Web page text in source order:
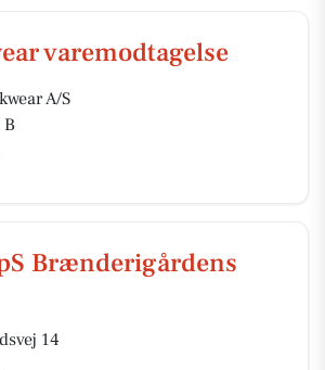
varemodtagelse
A/S
Brænderigårdens
14